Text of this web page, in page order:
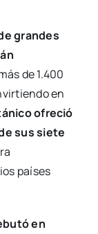
grandes
de 1.400
en
ofreció
sus siete
países
en